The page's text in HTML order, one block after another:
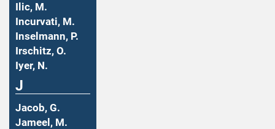
Ilic, M.
Incurvati, M.
Inselmann, P.
Irschitz, O.
Iyer, N.
J
Jacob, G.
Jameel, M.